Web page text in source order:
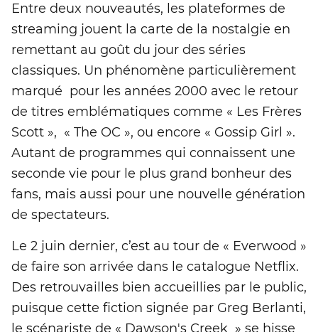
Entre deux nouveautés, les plateformes de
streaming jouent la carte de la nostalgie en
remettant au goût du jour des séries
classiques. Un phénomène particulièrement
marqué pour les années 2000 avec le retour
de titres emblématiques comme « Les Frères
Scott », « The OC », ou encore « Gossip Girl ».
Autant de programmes qui connaissent une
seconde vie pour le plus grand bonheur des
fans, mais aussi pour une nouvelle génération
de spectateurs.
Le 2 juin dernier, c’est au tour de « Everwood »
de faire son arrivée dans le catalogue Netflix.
Des retrouvailles bien accueillies par le public,
puisque cette fiction signée par Greg Berlanti,
le scénariste de « Dawson's Creek » se hisse